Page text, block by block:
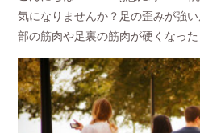
気になりませんか？足の歪みが強
部の筋肉や足裏の筋肉が硬くなっ